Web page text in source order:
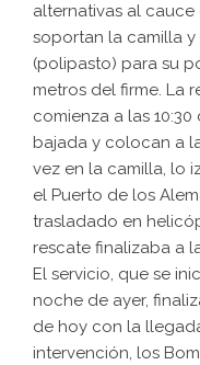
alternativas al
soportan la camilla
(polipasto) para su
metros del firme. La
comienza a las
bajada y colocan a
vez en la camilla, lo
el Puerto de los
trasladado en
rescate finalizaba a
El servicio, que se
noche de ayer,
de hoy con la
intervención, los